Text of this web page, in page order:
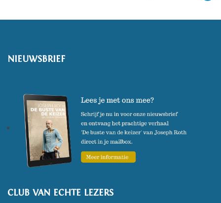
NIEUWSBRIEF
CLUB VAN ECHTE LEZERS